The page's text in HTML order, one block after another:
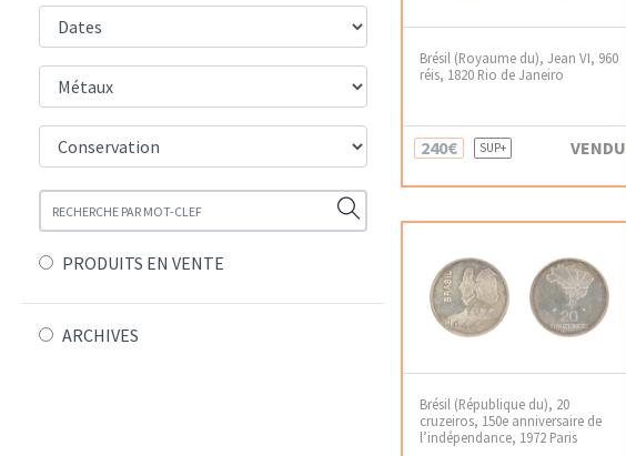
PRODUITS EN VENTE
ARCHIVES
Brésil (Royaume du), Jean VI, 960
réis, 1820 Rio de Janeiro
240€ SUP+ VENDU
Brésil (République du), 20
cruzeiros, 150e anniversaire de
l’indépendance, 1972 Paris